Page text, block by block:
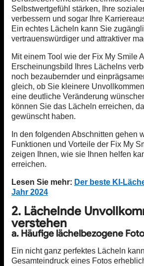
Selbstwertgefühl stärken, Ihre
verbessern und sogar Ihre
Ein echtes Lächeln kann Sie
vertrauenswürdiger und attraktiver
Mit einem Tool wie der Fix My Smile
Erscheinungsbild Ihres Lächelns
noch bezaubernder und
gleich, ob Sie kleinere
eine deutliche Veränderung
können Sie das Lächeln erreichen,
gewünscht haben.
In den folgenden Abschnitten gehen
Funktionen und Vorteile der Fix My
zeigen Ihnen, wie sie Ihnen helfen
erreichen.
Lesen Sie mehr: Der beste KI-
Jahr 2024
2. Lächelnde
verstehen
a. Häufige lächelbezogene
Ein nicht ganz perfektes Lächeln
Gesamteindruck eines Fotos